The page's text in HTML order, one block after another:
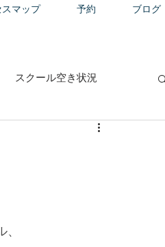
マップ 予約 ブログ
スクール空き状況